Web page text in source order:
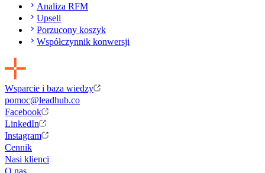
Analiza RFM
Upsell
Porzucony koszyk
Współczynnik konwersji
Wsparcie i baza wiedzy
pomoc@leadhub.co
Facebook
LinkedIn
Instagram
Cennik
Nasi klienci
O nas